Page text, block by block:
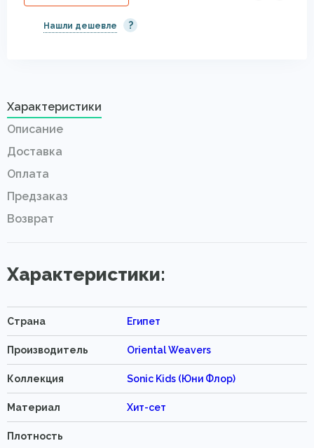
Нашли дешевле ?
Характеристики
Описание
Доставка
Оплата
Предзаказ
Возврат
Характеристики:
Страна Египет
Производитель Oriental Weavers
Коллекция Sonic Kids (Юни Флор)
Материал Хит-сет
Плотность